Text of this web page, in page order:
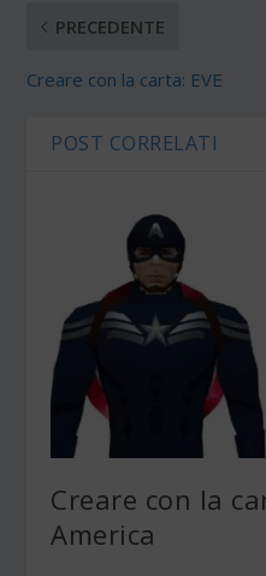
PRECEDENTE
Creare con la carta: EVE
POST CORRELATI
Creare con la
America